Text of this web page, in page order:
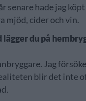
senare hade jag
mjöd, cider och vin.
du på
Jag
blir det inte